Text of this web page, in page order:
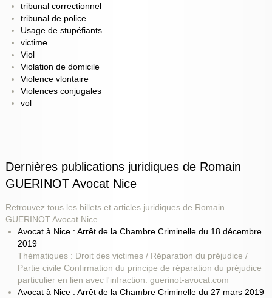
tribunal correctionnel
tribunal de police
Usage de stupéfiants
victime
Viol
Violation de domicile
Violence vlontaire
Violences conjugales
vol
Dernières publications juridiques de Romain
GUERINOT Avocat Nice
Retrouvez tous les billets et articles juridiques de Romain
GUERINOT Avocat Nice
Avocat à Nice : Arrêt de la Chambre Criminelle du 18 décembre
2019
Thématiques : Droit des victimes / Réparation du préjudice /
Partie civile Confirmation du principe de réparation du préjudice
particulier en lien avec l'infraction. guerinot-avocat.com
Avocat à Nice : Arrêt de la Chambre Criminelle du 27 mars 2019